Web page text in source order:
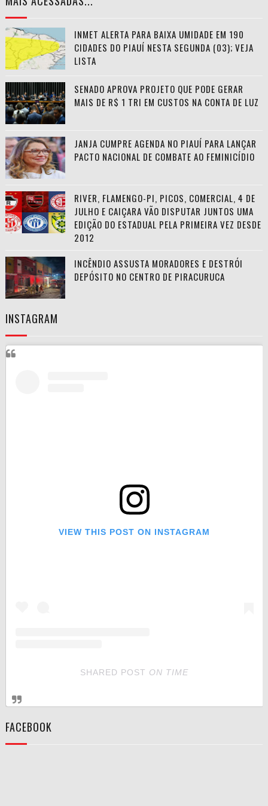
INMET ALERTA PARA BAIXA UMIDADE EM 190
CIDADES DO PIAUÍ NESTA SEGUNDA (03); VEJA
LISTA
SENADO APROVA PROJETO QUE PODE GERAR
MAIS DE R$ 1 TRI EM CUSTOS NA CONTA DE LUZ
JANJA CUMPRE AGENDA NO PIAUÍ PARA LANÇAR
PACTO NACIONAL DE COMBATE AO FEMINICÍDIO
RIVER, FLAMENGO-PI, PICOS, COMERCIAL, 4 DE
JULHO E CAIÇARA VÃO DISPUTAR JUNTOS UMA
EDIÇÃO DO ESTADUAL PELA PRIMEIRA VEZ DESDE
2012
INCÊNDIO ASSUSTA MORADORES E DESTRÓI
DEPÓSITO NO CENTRO DE PIRACURUCA
INSTAGRAM
VIEW THIS POST ON INSTAGRAM
SHARED POST ON TIME
FACEBOOK